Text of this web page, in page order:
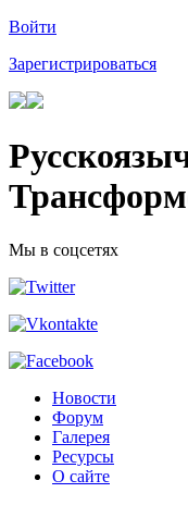
Войти
Зарегистрироваться
Мы в соцсетях
Новости
Форум
Галерея
Ресурсы
О сайте